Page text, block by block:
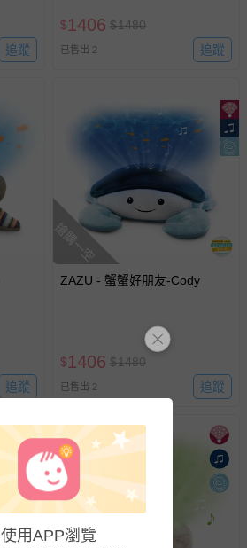
追蹤
$1406 $1480
已售出 2 追蹤
追蹤
搶購一空
ZAZU - 蟹蟹好朋友-Cody
$1406 $1480
已售出 2 追蹤
使用APP瀏覽